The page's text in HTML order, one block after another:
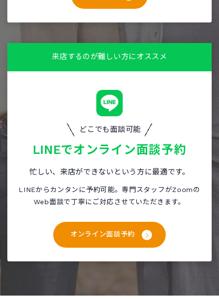
来店するのが難しい方にオススメ
どこでも面談可能
LINEでオンライン面談予約
忙しい、来店ができないという方に最適です。
LINEからカンタンに予約可能。専門スタッフがZoomの
Web面談で丁寧にご対応させていただきます。
オンライン面談予約